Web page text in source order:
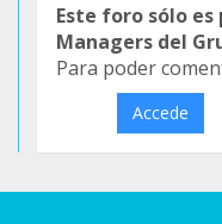
Este foro sólo
Managers del
Para poder
Accede